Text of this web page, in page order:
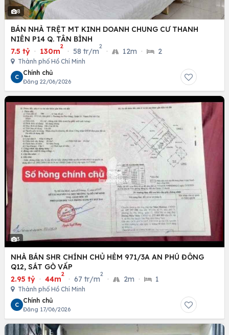
8
BÁN NHÀ TRỆT MT KINH DOANH CHUNG CƯ THANH
NIÊN P14 Q. TÂN BÌNH
7.5 tỷ · 130m
2
· 58 tr/m
2
· 12m · 2
Thành phố Hồ Chí Minh
C
Chính chủ
Đăng 22/06/2026
3
NHÀ BÁN SHR CHÍNH CHỦ HẺM 971/3A AN PHÚ ĐÔNG
Q12, SÁT GÒ VẤP
2.95 tỷ · 44m
2
· 67 tr/m
2
· 2m · 1
Thành phố Hồ Chí Minh
C
Chính chủ
Đăng 17/06/2026